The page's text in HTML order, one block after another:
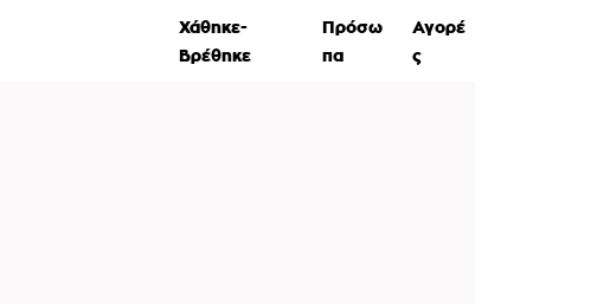
Χάθηκε-
Βρέθηκε
Πρόσω
πα
Αγορέ
ς